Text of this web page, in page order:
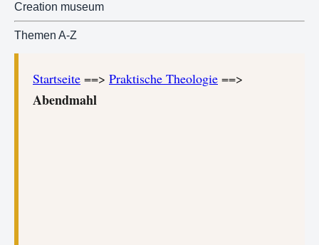
Creation museum
Themen A-Z
Startseite ==> Praktische Theologie ==>
Abendmahl